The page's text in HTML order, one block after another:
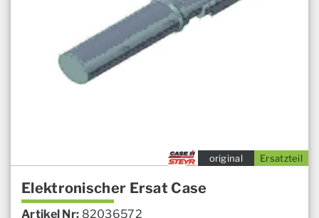
Ersatzteil
original
Elektronischer Ersat Case
Artikel Nr: 82036572